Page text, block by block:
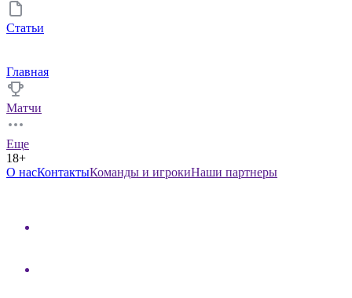
Статьи
Главная
Матчи
Еще
18+
О насКонтактыКоманды и игрокиНаши партнеры